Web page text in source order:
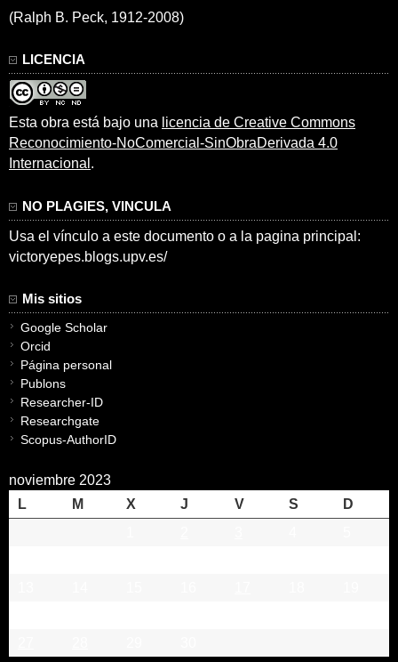
(Ralph B. Peck, 1912-2008)
LICENCIA
Esta obra está bajo una licencia de Creative Commons
Reconocimiento-NoComercial-SinObraDerivada 4.0
Internacional .
NO PLAGIES, VINCULA
Usa el vínculo a este documento o a la pagina principal:
victoryepes.blogs.upv.es/
Mis sitios
Google Scholar
Orcid
Página personal
Publons
Researcher-ID
Researchgate
Scopus-AuthorID
noviembre 2023
L
M X J V S
D